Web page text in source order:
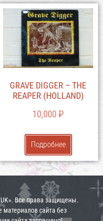
GRAVE DIGGER – THE
REAPER (HOLLAND)
10,000₽
Подробнее
Все права защищены.
сайта без